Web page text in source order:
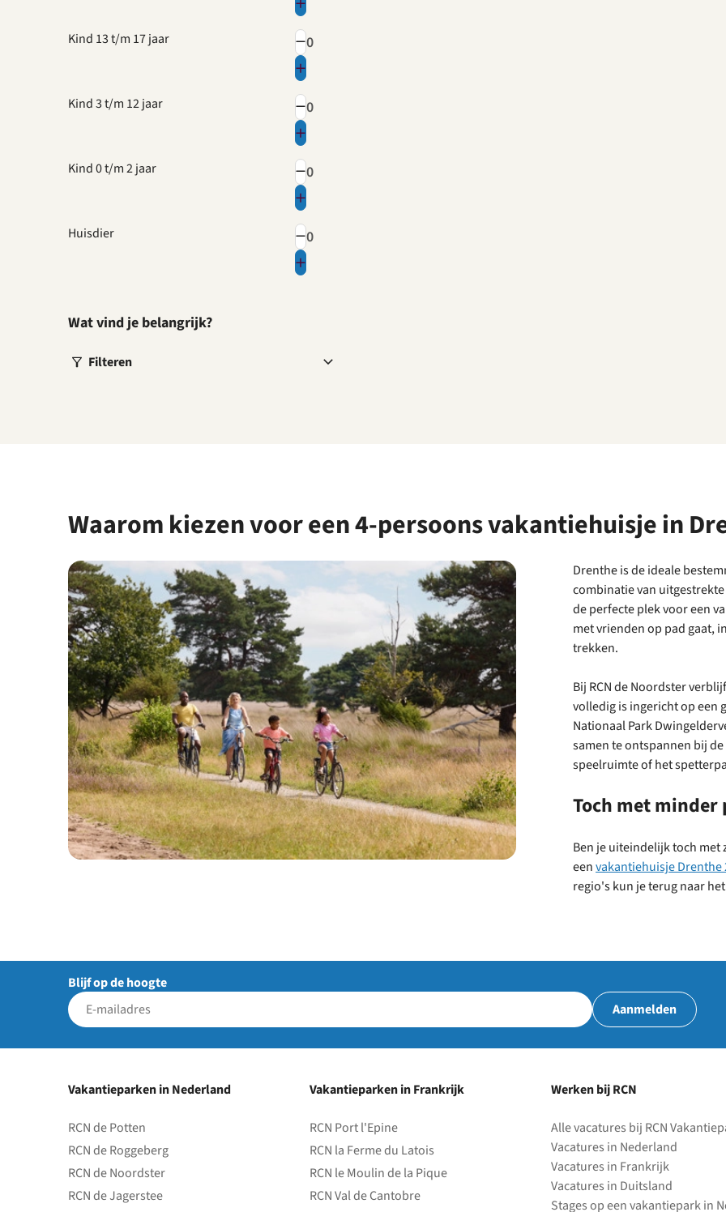
Kind 13 t/m 17 jaar
Kind 3 t/m 12 jaar
Kind 0 t/m 2 jaar
Huisdier
Wat vind je belangrijk?
Filteren
Waarom kiezen voor een 4-persoons vakantiehuisje in
Drenthe is de ideale
combinatie van
de perfecte plek voor een
met vrienden op pad gaat,
trekken.
Bij RCN de Noordster
volledig is ingericht op een
Nationaal Park
samen te ontspannen bij
speelruimte of het
Toch met minder
Ben je uiteindelijk toch met
eenvakantiehuisje Drenthe
regio's kun je terug naar
Blijf op de hoogte
Aanmelden
Vakantieparken in Nederland
RCN de Potten
RCN de Roggeberg
RCN de Noordster
RCN de Jagerstee
Vakantieparken in Frankrijk
RCN Port l'Epine
RCN la Ferme du Latois
RCN le Moulin de la Pique
RCN Val de Cantobre
Werken bij RCN
Alle vacatures bij RCN
Vacatures in Nederland
Vacatures in Frankrijk
Vacatures in Duitsland
Stages op een vakantiepark in